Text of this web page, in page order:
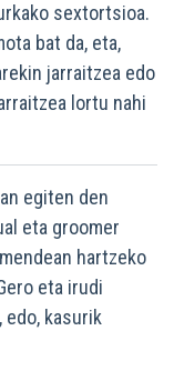
sextortsioa.
bat da, eta,
jarraitzea edo
lortu nahi
egiten den
eta groomer
hartzeko
eta irudi
kasurik